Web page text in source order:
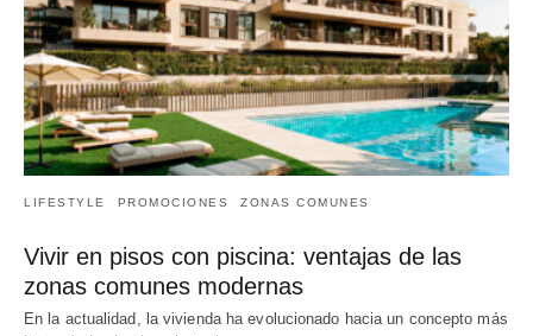
LIFESTYLE PROMOCIONES ZONAS COMUNES
Vivir en pisos con piscina: ventajas de las
zonas comunes modernas
En la actualidad, la vivienda ha evolucionado hacia un concepto más